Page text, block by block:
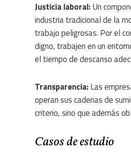
Justicia laboral:Un
industria tradicional de la
trabajo peligrosas. Por el
digno, trabajen en un
el tiempo de descanso
Transparencia:Las
operan sus cadenas de
criterio, sino que además
Casos de estudio